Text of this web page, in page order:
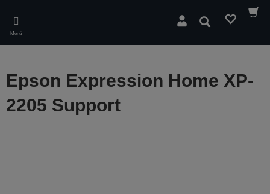
main
content
Menü
Suchen
Epson Expression Home XP-
2205 Support